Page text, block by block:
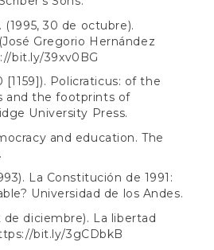
30 de octubre).
Gregorio Hernández
bit.ly/39xv0BG
[1159]). Policraticus: of the
and the footprints of
University Press.
and education. The
La Constitución de 1991:
Universidad de los Andes.
de diciembre). La libertad
bit.ly/3gCDbkB